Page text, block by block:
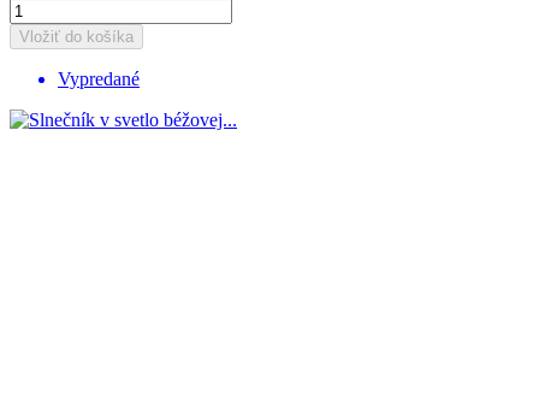
Vložiť do košíka
Vypredané